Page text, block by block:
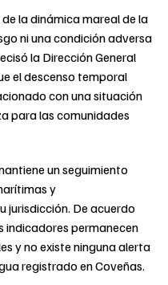
la dinámica mareal de la
ni una condición adversa
la Dirección General
el descenso temporal
con una situación
para las comunidades
un seguimiento
y
jurisdicción. De acuerdo
indicadores permanecen
y no existe ninguna alerta
registrado en Coveñas.